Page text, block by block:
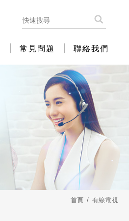
常見問題 聯絡我們
首頁 有線電視